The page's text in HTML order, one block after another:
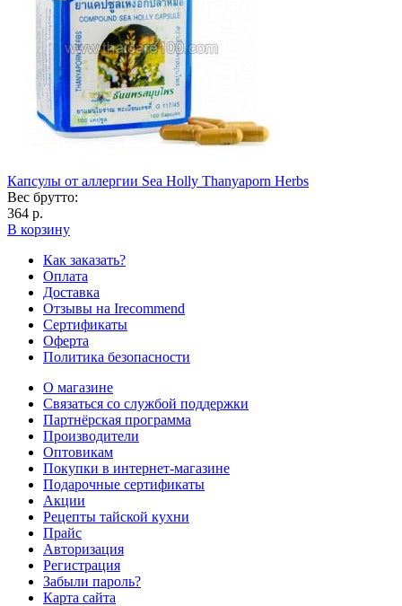
Капсулы от аллергии Sea Holly Thanyaporn Herbs
Вес брутто:
364 р.
В корзину
Как заказать?
Оплата
Доставка
Отзывы на Irecommend
Сертификаты
Оферта
Политика безопасности
О магазине
Связаться со службой поддержки
Партнёрская программа
Производители
Оптовикам
Покупки в интернет-магазине
Подарочные сертификаты
Акции
Рецепты тайской кухни
Прайс
Авторизация
Регистрация
Забыли пароль?
Карта сайта